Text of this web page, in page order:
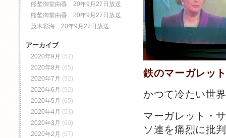
鉄のマーガレ
かつて冷たい世
マーガレット・
ソ連を痛烈に批
熊埜御堂由香 20年9月27日放送
熊埜御堂由香 20年9月27日放送
茂木彩海 20年9月27日放送
アーカイブ
2020年9月 (52)
2020年8月 (65)
2020年7月 (52)
2020年6月 (52)
2020年5月 (65)
2020年4月 (53)
2020年3月 (60)
2020年2月 (57)